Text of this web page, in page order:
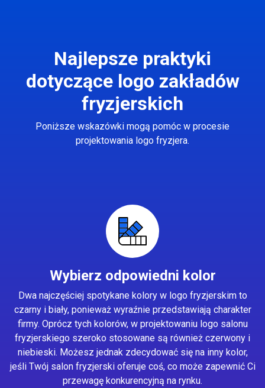
Najlepsze praktyki
dotyczące logo zakładów
fryzjerskich
Poniższe wskazówki mogą pomóc w procesie
projektowania logo fryzjera.
Wybierz odpowiedni kolor
Dwa najczęściej spotykane kolory w logo fryzjerskim to
czarny i biały, ponieważ wyraźnie przedstawiają charakter
firmy. Oprócz tych kolorów, w projektowaniu logo salonu
fryzjerskiego szeroko stosowane są również czerwony i
niebieski. Możesz jednak zdecydować się na inny kolor,
jeśli Twój salon fryzjerski oferuje coś, co może zapewnić Ci
przewagę konkurencyjną na rynku.